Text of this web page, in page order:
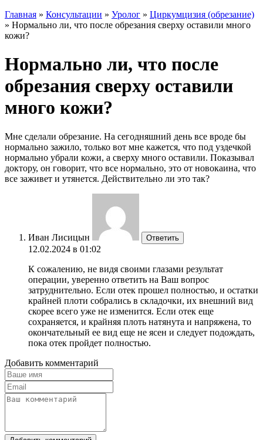
Главная » Консультации » Уролог » Циркумцизия (обрезание)
» Нормально ли, что после обрезания сверху оставили много
кожи?
Нормально ли, что после
обрезания сверху оставили
много кожи?
Мне сделали обрезание. На сегодняшний день все вроде бы
нормально зажило, только вот мне кажется, что под уздечкой
нормально убрали кожи, а сверху много оставили. Показывал
доктору, он говорит, что все нормально, это от новокаина, что
все заживет и утянется. Действительно ли это так?
Иван Лисицын Ответить
12.02.2024 в 01:02
К сожалению, не видя своими глазами результат
операции, уверенно ответить на Ваш вопрос
затруднительно. Если отек прошел полностью, и остатки
крайней плоти собрались в складочки, их внешний вид
скорее всего уже не изменится. Если отек еще
сохраняется, и крайняя плоть натянута и напряжена, то
окончательный ее вид еще не ясен и следует подождать,
пока отек пройдет полностью.
Добавить комментарий